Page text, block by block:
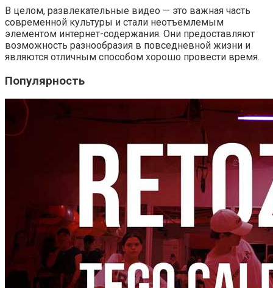
В целом, развлекательные видео — это важная часть
современной культуры и стали неотъемлемым
элементом интернет-содержания. Они предоставляют
возможность разнообразия в повседневной жизни и
являются отличным способом хорошо провести время.
Популярность